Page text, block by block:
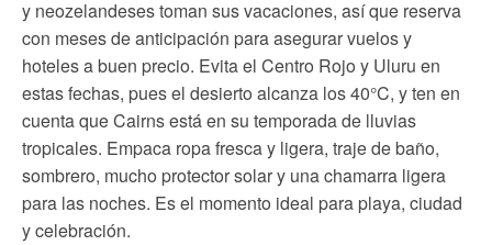
y neozelandeses toman sus vacaciones, así que reserva
con meses de anticipación para asegurar vuelos y
hoteles a buen precio. Evita el Centro Rojo y Uluru en
estas fechas, pues el desierto alcanza los 40°C, y ten en
cuenta que Cairns está en su temporada de lluvias
tropicales. Empaca ropa fresca y ligera, traje de baño,
sombrero, mucho protector solar y una chamarra ligera
para las noches. Es el momento ideal para playa, ciudad
y celebración.